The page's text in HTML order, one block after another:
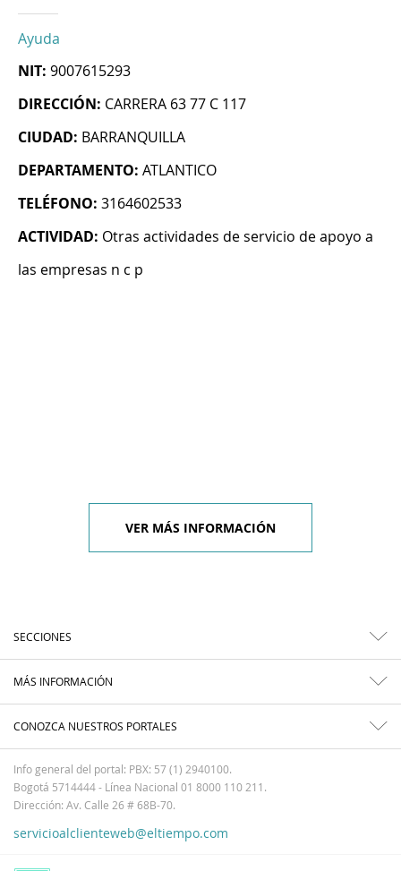
Ayuda
NIT: 9007615293
DIRECCIÓN: CARRERA 63 77 C 117
CIUDAD: BARRANQUILLA
DEPARTAMENTO: ATLANTICO
TELÉFONO: 3164602533
ACTIVIDAD: Otras actividades de servicio de apoyo a
las empresas n c p
VER MÁS INFORMACIÓN
SECCIONES
MÁS INFORMACIÓN
CONOZCA NUESTROS PORTALES
Info general del portal: PBX: 57 (1) 2940100.
Bogotá 5714444 - Línea Nacional 01 8000 110 211.
Dirección: Av. Calle 26 # 68B-70.
servicioalclienteweb@eltiempo.com